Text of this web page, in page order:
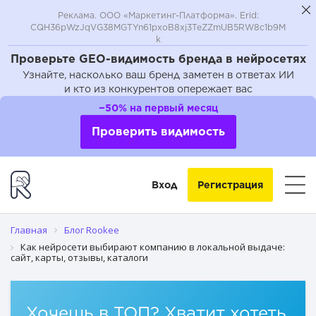
Проверьте GEO-видимость бренда в нейросетях
Узнайте, насколько ваш бренд заметен в ответах ИИ
и кто из конкурентов опережает вас
Реклама. ООО «Маркетинг-Платформа». Erid:
CQH36pWzJqVG38MGTYn61pxoB8xj3TeZZmUB5RW8c1b9M
k
−50% на первый месяц
Проверить видимость
Вход Регистрация
Главная
Блог Rookee
Как нейросети выбирают компанию в локальной выдаче:
сайт, карты, отзывы, каталоги
Как нейросети формируют локальную выдачу?
Какую роль играет сайт в локальном AI-поиске?
выдаче?
бизнесу в AI-поиске?